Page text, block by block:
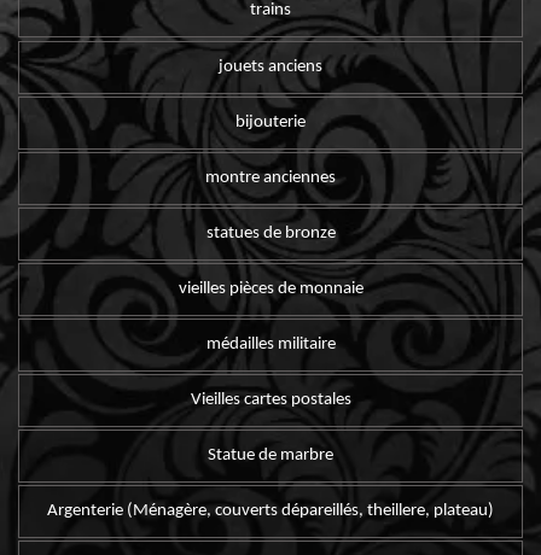
trains
jouets anciens
bijouterie
montre anciennes
statues de bronze
vieilles pièces de monnaie
médailles militaire
Vieilles cartes postales
Statue de marbre
Argenterie (Ménagère, couverts dépareillés, theillere, plateau)